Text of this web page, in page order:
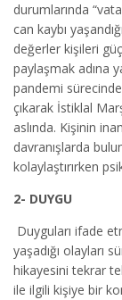
durumlarında
can kaybı
değerler kişileri
paylaşmak adına
pandemi
çıkarak İstiklal
aslında. Kişinin
davranışlarda
kolaylaştırırken
2- DUYGU
Duyguları ifade
yaşadığı olayları
hikayesini tekrar
ile ilgili kişiye bir